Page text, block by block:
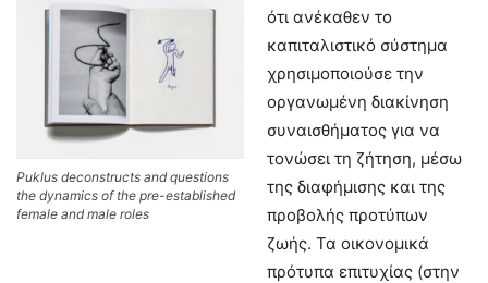
Puklus deconstructs and questions
the dynamics of the pre-established
female and male roles
ότι ανέκαθεν το
καπιταλιστικό σύστημα
χρησιμοποιούσε την
οργανωμένη διακίνηση
συναισθήματος για να
τονώσει τη ζήτηση, μέσω
της διαφήμισης και της
προβολής προτύπων
ζωής. Τα οικονομικά
πρότυπα επιτυχίας (στην